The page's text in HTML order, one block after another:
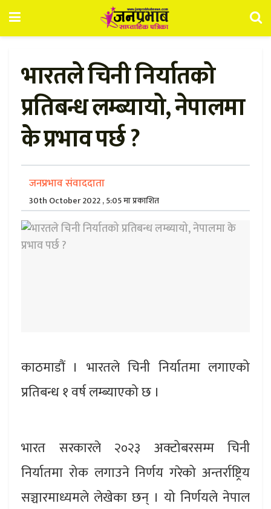
भारतले चिनी निर्यातको
प्रतिबन्ध लम्ब्यायो, नेपालमा
के प्रभाव पर्छ ?
जनप्रभाव संवाददाता
30th October 2022 , 5:05 मा प्रकाशित
काठमाडौं । भारतले चिनी निर्यातमा लगाएको
प्रतिबन्ध १ वर्ष लम्ब्याएको छ ।
भारत सरकारले २०२३ अक्टोबरसम्म चिनी
निर्यातमा रोक लगाउने निर्णय गरेको अन्तर्राष्ट्रिय
सञ्चारमाध्यमले लेखेका छन् । यो निर्णयले नेपाल